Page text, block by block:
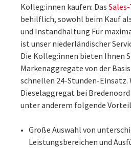
Kolleg:innen kaufen: Das
behilflich, sowohl beim Kauf
und Instandhaltung Für
ist unser niederländischer
Die Kolleg:innen bieten Ihnen
Markenaggregate von der
schnellen 24-Stunden-Einsatz.
Dieselaggregat bei
unter anderem folgende
Große Auswahl von
Leistungsbereichen und